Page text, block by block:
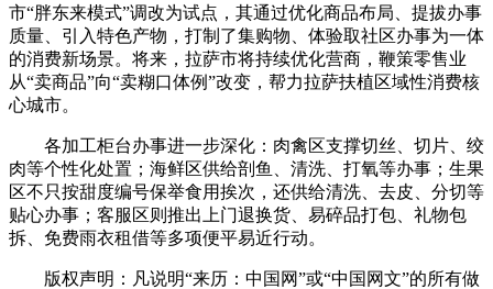
市“胖东来模式”调改为试点，其通过优化商品布局、提拔办事
质量、引入特色产物，打制了集购物、体验取社区办事为一体
的消费新场景。将来，拉萨市将持续优化营商，鞭策零售业
从“卖商品”向“卖糊口体例”改变，帮力拉萨扶植区域性消费核
心城市。
各加工柜台办事进一步深化：肉禽区支撑切丝、切片、绞
肉等个性化处置；海鲜区供给剖鱼、清洗、打氧等办事；生果
区不只按甜度编号保举食用挨次，还供给清洗、去皮、分切等
贴心办事；客服区则推出上门退换货、易碎品打包、礼物包
拆、免费雨衣租借等多项便平易近行动。
版权声明：凡说明“来历：中国网”或“中国网文”的所有做